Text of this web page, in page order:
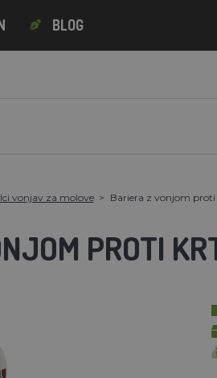
BLOG
vonjav za molove Bariera z vonjom
PROTI